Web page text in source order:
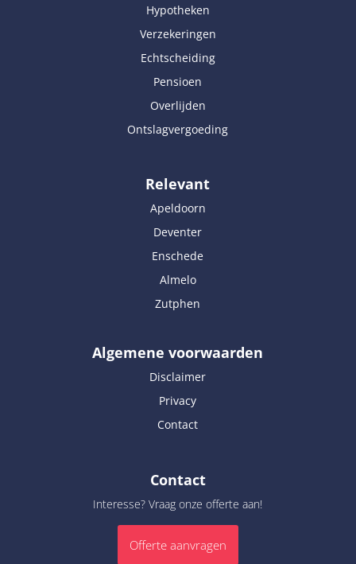
Hypotheken
Verzekeringen
Echtscheiding
Pensioen
Overlijden
Ontslagvergoeding
Relevant
Apeldoorn
Deventer
Enschede
Almelo
Zutphen
Algemene voorwaarden
Disclaimer
Privacy
Contact
Contact
Interesse? Vraag onze offerte aan!
Offerte aanvragen